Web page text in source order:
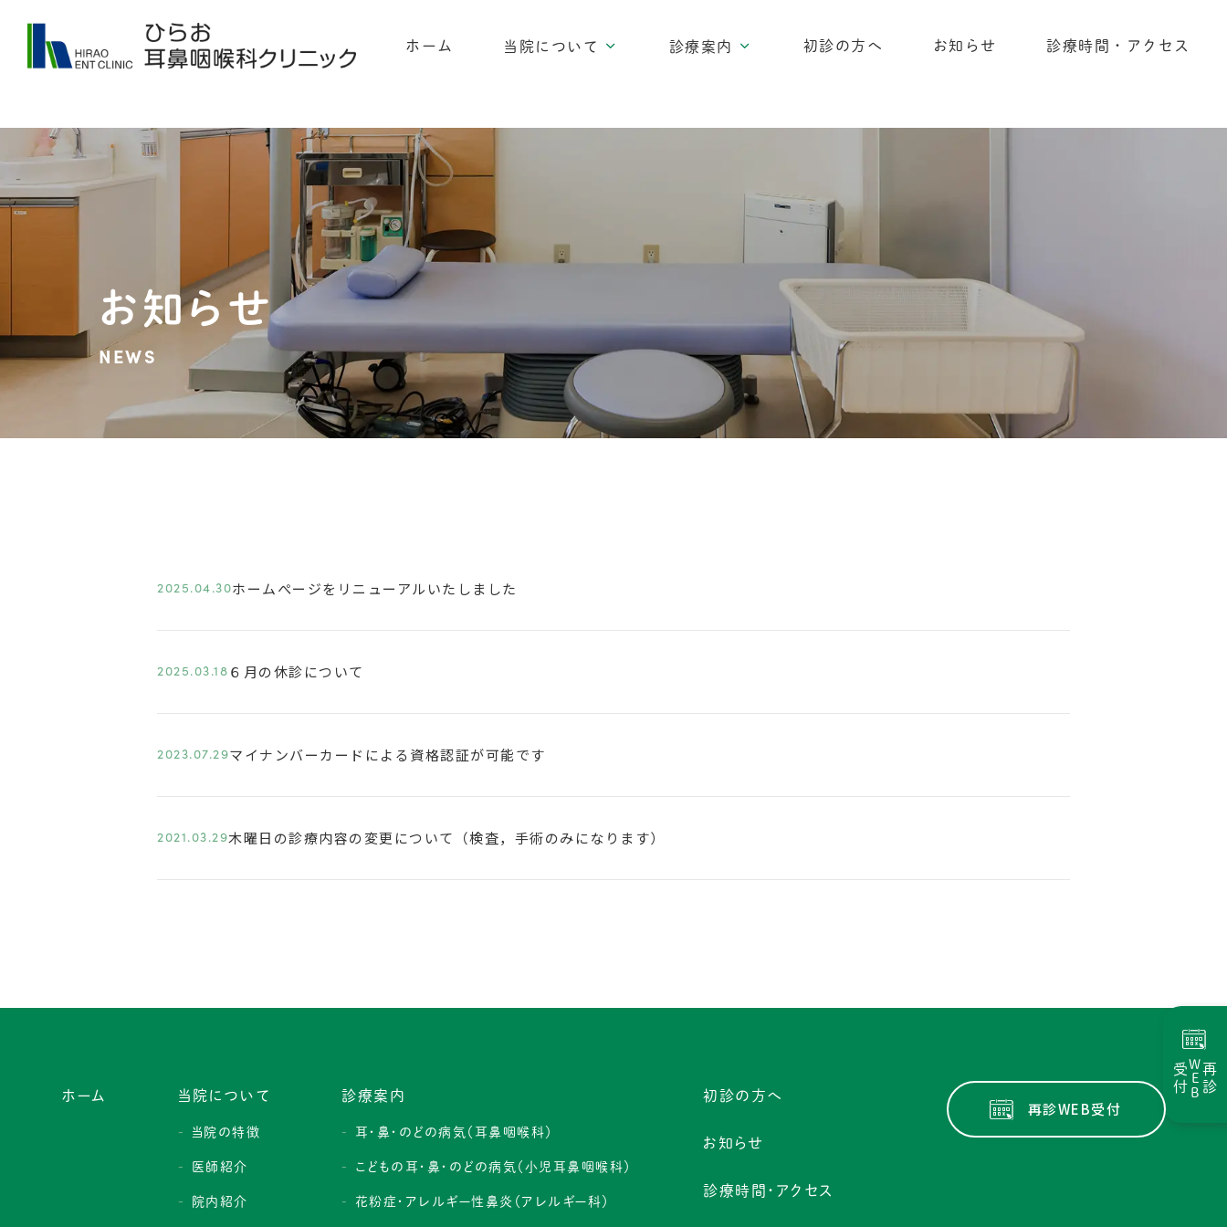
ホーム 当院について 診療案内 初診の方へ お知らせ 診療時間・アクセス
お知らせ
NEWS
2025.04.30ホームぺージをリニューアルいたしました
2025.03.18 ６月の休診について
2023.07.29マイナンバーカードによる資格認証が可能です
2021.03.29木曜日の診療内容の変更について（検査，手術のみになります）
再診
WEB
受付
ホーム 当院について
当院の特徴
医師紹介
院内紹介
診療案内
耳・鼻・のどの病気（耳鼻咽喉科）
こどもの耳・鼻・のどの病気（小児耳鼻咽喉科）
花粉症・アレルギー性鼻炎（アレルギー科）
初診の方へ
お知らせ
診療時間・アクセス
再診WEB受付